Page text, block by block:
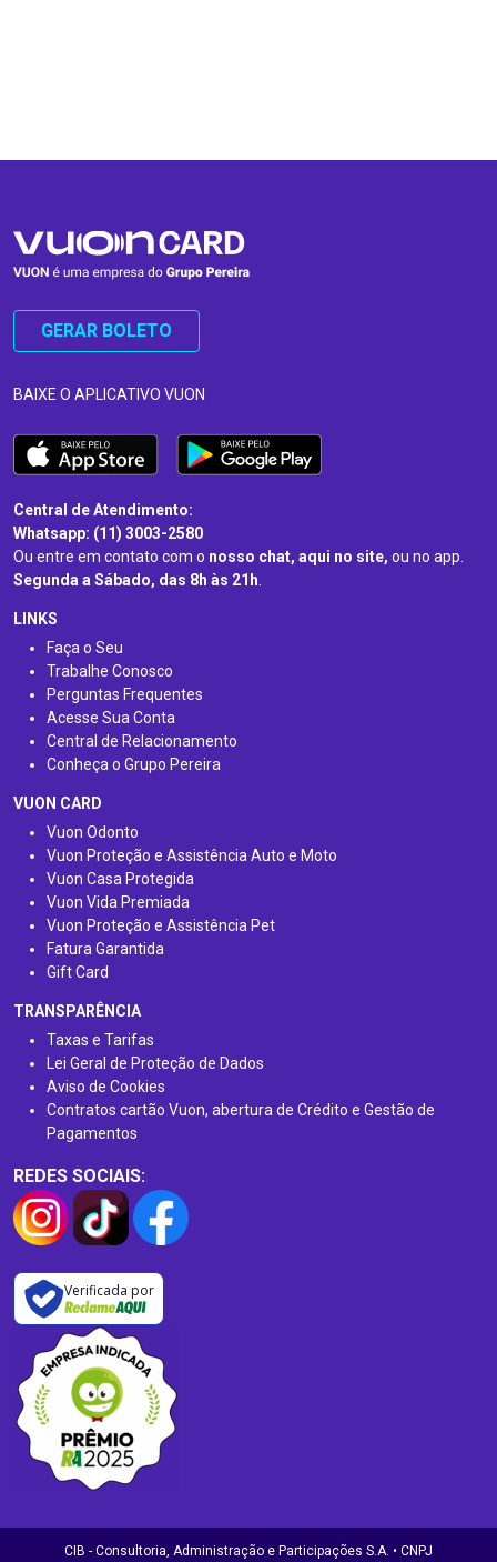
GERAR BOLETO
BAIXE O APLICATIVO VUON
Central de Atendimento:
Whatsapp: (11) 3003-2580
Ou entre em contato com o nosso chat, aqui no site, ou no app.
Segunda a Sábado, das 8h às 21h.
LINKS
Faça o Seu
Trabalhe Conosco
Perguntas Frequentes
Acesse Sua Conta
Central de Relacionamento
Conheça o Grupo Pereira
VUON CARD
Vuon Odonto
Vuon Proteção e Assistência Auto e Moto
Vuon Casa Protegida
Vuon Vida Premiada
Vuon Proteção e Assistência Pet
Fatura Garantida
Gift Card
TRANSPARÊNCIA
Taxas e Tarifas
Lei Geral de Proteção de Dados
Aviso de Cookies
Contratos cartão Vuon, abertura de Crédito e Gestão de
Pagamentos
REDES SOCIAIS:
Verificada por
CIB - Consultoria, Administração e Participações S.A. • CNPJ